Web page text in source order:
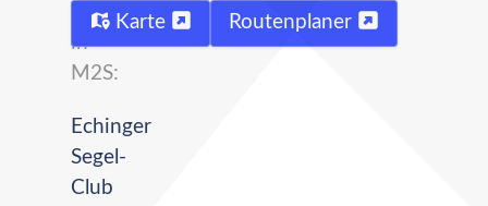
Ausschreibung
in
M2S:
Echinger
Segel-
Club
Karte Routenplaner